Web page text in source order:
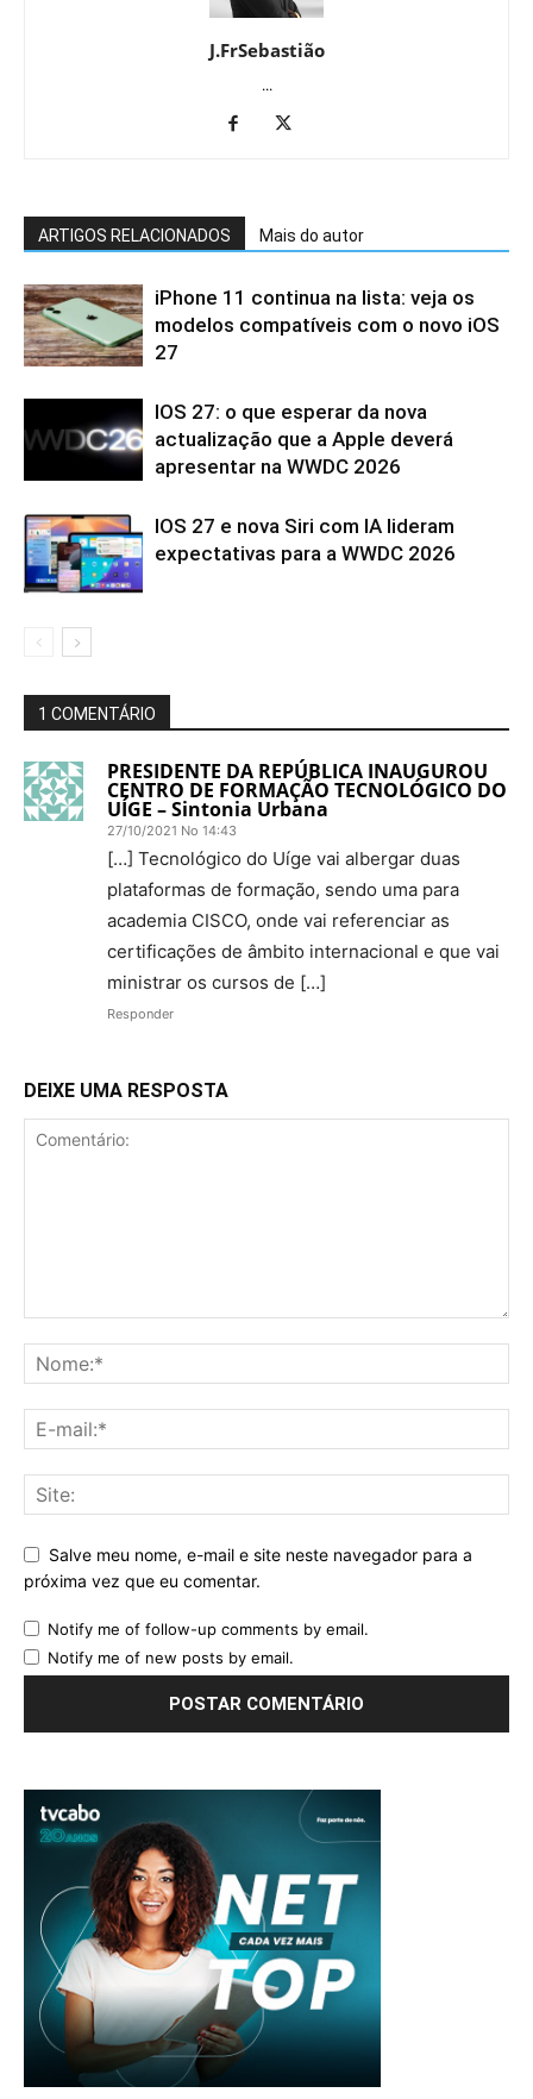
J.FrSebastião
...
ARTIGOS RELACIONADOS Mais do autor
iPhone 11 continua na lista: veja os
modelos compatíveis com o novo iOS
27
IOS 27: o que esperar da nova
actualização que a Apple deverá
apresentar na WWDC 2026
IOS 27 e nova Siri com IA lideram
expectativas para a WWDC 2026
1 COMENTÁRIO
PRESIDENTE DA REPÚBLICA INAUGUROU
CENTRO DE FORMAÇÃO TECNOLÓGICO DO
UÍGE – Sintonia Urbana
27/10/2021 No 14:43
[…] Tecnológico do Uíge vai albergar duas
plataformas de formação, sendo uma para
academia CISCO, onde vai referenciar as
certificações de âmbito internacional e que vai
ministrar os cursos de […]
Responder
DEIXE UMA RESPOSTA
Salve meu nome, e-mail e site neste navegador para a
próxima vez que eu comentar.
Notify me of follow-up comments by email.
Notify me of new posts by email.